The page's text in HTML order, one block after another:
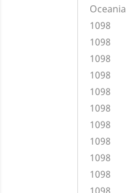
Oceania
1098
1098
1098
1098
1098
1098
1098
1098
1098
1098